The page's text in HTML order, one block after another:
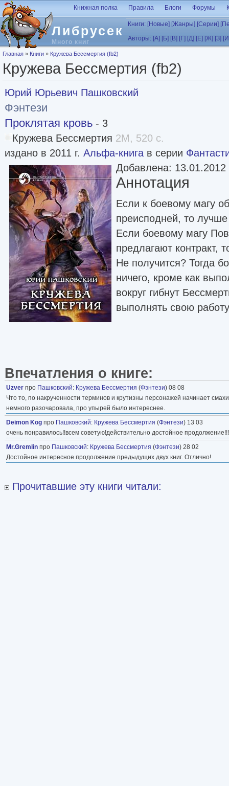
Перейти к основному содержанию
Либрусек
Много книг
Книжная полка Правила Блоги Форумы
Книги: [Новые] [Жанры] [Серии]
Авторы: [А] [Б] [В] [Г] [Д] [Е] [Ж] [З]
Вы здесь
Главная » Книги » Кружева Бессмертия (fb2)
Кружева Бессмертия (fb2)
Юрий Юрьевич Пашковский
Фэнтези
Проклятая кровь - 3
Кружева Бессмертия 2M, 520 с.
издано в 2011 г. Альфа-книга в серии
Добавлена: 13.01.2012
Аннотация
Если к боевому магу
преисподней, то
Если боевому магу
предлагают контракт,
Не получится? Тогда
ничего, кроме как
вокруг гибнут
выполнять свою
Впечатления о книге:
Uzver про Пашковский: Кружева Бессмертия (Фэнтези) 08 08
Что то, по накрученности терминов и крутизны персонажей начинает
немного разочаровала, про упырей было интереснее.
Deimon Kog про Пашковский: Кружева Бессмертия (Фэнтези) 13 03
очень понравилось!!всем советую!действительно достойное
Mr.Gremlin про Пашковский: Кружева Бессмертия (Фэнтези) 28 02
Достойное интересное продолжение предыдущих двух книг. Отлично!
Прочитавшие эту книги читали: